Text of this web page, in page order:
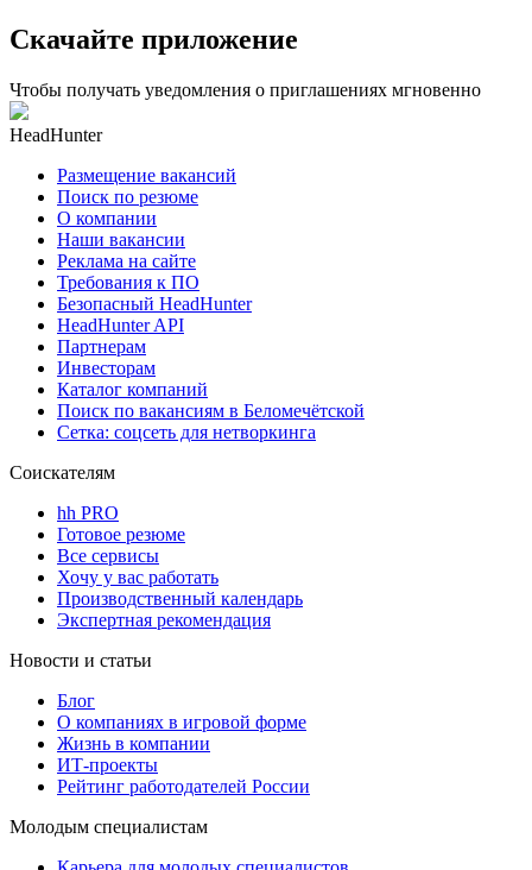
Скачайте приложение
Чтобы получать уведомления о приглашениях мгновенно
HeadHunter
Размещение вакансий
Поиск по резюме
О компании
Наши вакансии
Реклама на сайте
Требования к ПО
Безопасный HeadHunter
HeadHunter API
Партнерам
Инвесторам
Каталог компаний
Поиск по вакансиям в Беломечётской
Сетка: соцсеть для нетворкинга
Соискателям
hh PRO
Готовое резюме
Все сервисы
Хочу у вас работать
Производственный календарь
Экспертная рекомендация
Новости и статьи
Блог
О компаниях в игровой форме
Жизнь в компании
ИТ-проекты
Рейтинг работодателей России
Молодым специалистам